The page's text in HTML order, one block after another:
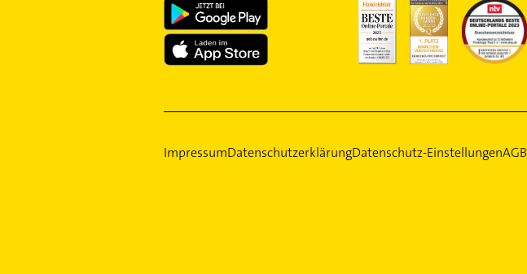
ImpressumDatenschutzerklärungDatenschutz-EinstellungenAGB